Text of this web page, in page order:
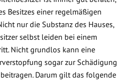
Besitzes einer regelmäßigen
nur die Substanz des Hauses,
selbst leiden bei einem
Nicht grundlos kann eine
sogar zur Schädigung
Darum gilt das folgende